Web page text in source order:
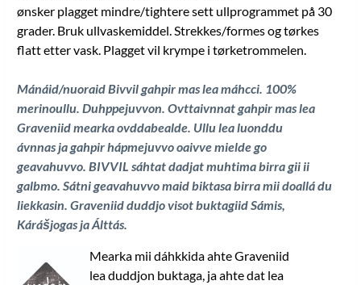
ønsker plagget mindre/tightere sett ullprogrammet på 30
grader. Bruk ullvaskemiddel. Strekkes/formes og tørkes
flatt etter vask. Plagget vil krympe i tørketrommelen.
Mánáid/nuoraid Bivvil gahpir mas lea máhcci. 100%
merinoullu. Duhppejuvvon. Ovttaivnnat gahpir mas lea
Graveniid mearka ovddabealde. Ullu lea luonddu
ávnnas ja gahpir hápmejuvvo oaivve mielde go
geavahuvvo. BIVVIL sáhtat dadjat muhtima birra gii ii
galbmo. Sátni geavahuvvo maid biktasa birra mii doallá du
liekkasin. Graveniid duddjo visot buktagiid Sámis,
Kárášjogas ja Álttás
Mearka mii dáhkkida ahte Graveniid
lea duddjon buktaga, ja ahte dat lea